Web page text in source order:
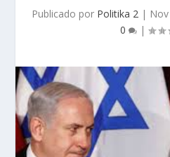
Publicado por Politika 2|
0
|